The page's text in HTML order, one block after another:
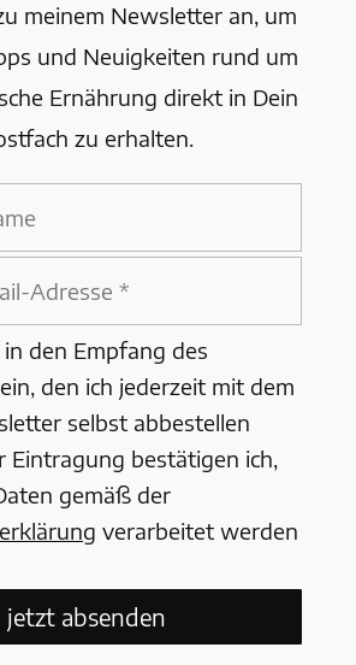
meinem Newsletter an, um
und Neuigkeiten rund um
Ernährung direkt in Dein
zu erhalten.
den Empfang des
den ich jederzeit mit dem
selbst abbestellen
Eintragung bestätigen ich,
gemäß der
verarbeitet werden
jetzt absenden